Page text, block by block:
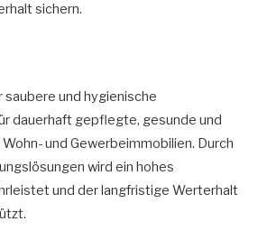
sichern.
saubere und hygienische
dauerhaft gepflegte, gesunde und
und Gewerbeimmobilien. Durch
wird ein hohes
und der langfristige Werterhalt